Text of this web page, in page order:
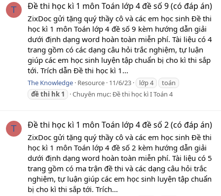
T Đề thi học kì 1 môn Toán lớp 4 đề số 9 (có đáp án)
ZixDoc gửi tặng quý thầy cô và các em học sinh Đề thi
học kì 1 môn Toán lớp 4 đề số 9 kèm hướng dẫn giải
dưới định dạng word hoàn toàn miễn phí. Tài liệu có 4
trang gồm có các dạng câu hỏi trắc nghiệm, tự luận
giúp các em học sinh luyện tập chuẩn bị cho kì thi sắp
tới. Trích dẫn Đề thi học kì 1...
The Knowledge Resource 11/6/23 lớp 4
toán
đề thi hk 1 Chuyên mục:Đề thi học kì I Toán 4
T Đề thi học kì 1 môn Toán lớp 4 đề số 2 (có đáp án)
ZixDoc gửi tặng quý thầy cô và các em học sinh Đề thi
học kì 1 môn Toán lớp 4 đề số 2 kèm hướng dẫn giải
dưới định dạng word hoàn toàn miễn phí. Tài liệu có 5
trang gồm có ma trận đề thi và các dạng câu hỏi trắc
nghiệm, tự luận giúp các em học sinh luyện tập chuẩn
bị cho kì thi sắp tới. Trích...